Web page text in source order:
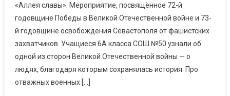
«Аллея славы». Мероприятие, посвящённое 72-й
годовщине Победы в Великой Отечественной войне и 73-
й годовщине освобождения Севастополя от фашистских
захватчиков. Учащиеся 6А класса СОШ №50 узнали об
одной из сторон Великой Отечественной войны — о
людях, благодаря которым сохранялась история. Про
отважных военных […]